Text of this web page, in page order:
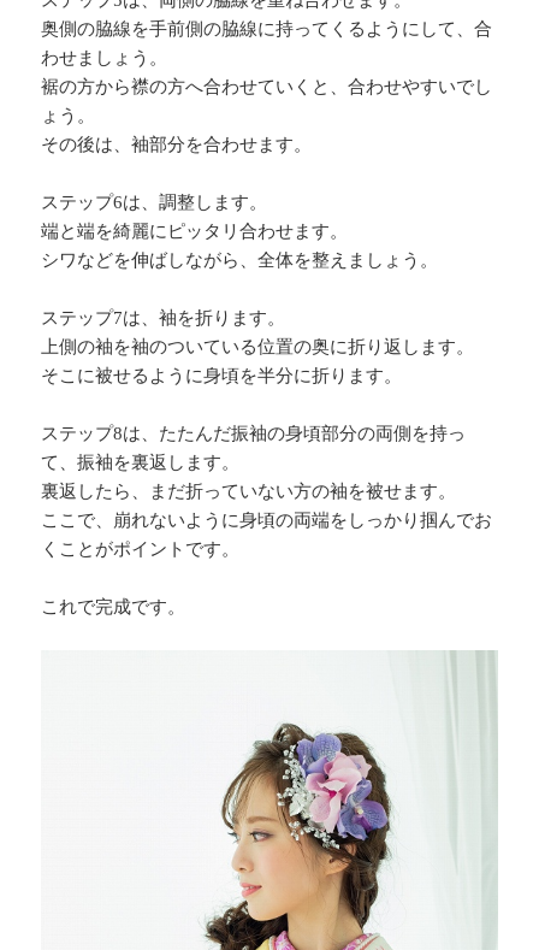
奥側の脇線を手前側の脇線に持ってくるようにして、合
わせましょう。
裾の方から襟の方へ合わせていくと、合わせやすいでし
ょう。
その後は、袖部分を合わせます。
ステップ6は、調整します。
端と端を綺麗にピッタリ合わせます。
シワなどを伸ばしながら、全体を整えましょう。
ステップ7は、袖を折ります。
上側の袖を袖のついている位置の奥に折り返します。
そこに被せるように身頃を半分に折ります。
ステップ8は、たたんだ振袖の身頃部分の両側を持っ
て、振袖を裏返します。
裏返したら、まだ折っていない方の袖を被せます。
ここで、崩れないように身頃の両端をしっかり掴んでお
くことがポイントです。
これで完成です。